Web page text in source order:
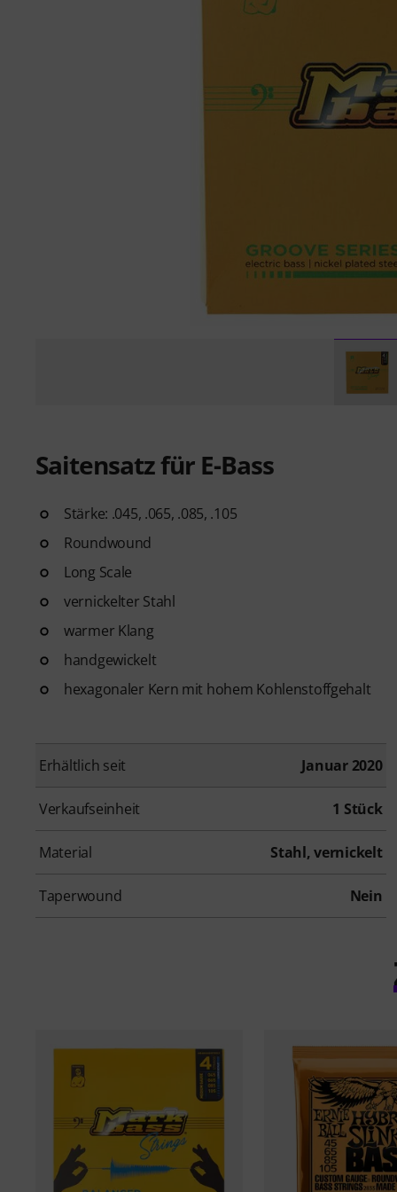
Saitensatz für E-Bass
Stärke: .045, .065, .085, .105
Roundwound
Long Scale
vernickelter Stahl
warmer Klang
handgewickelt
hexagonaler Kern mit hohem Kohlenstoffgehalt
Erhältlich seit Januar 2020
Verkaufseinheit 1 Stück
Material Stahl, vernickelt
Taperwound Nein